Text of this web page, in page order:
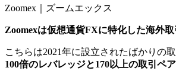
Zoomex｜ズームエックス
Zoomexは仮想通貨FXに特化した海外取
こちらは2021年に設立されたばかりの取
100倍のレバレッジと170以上の取引ペ